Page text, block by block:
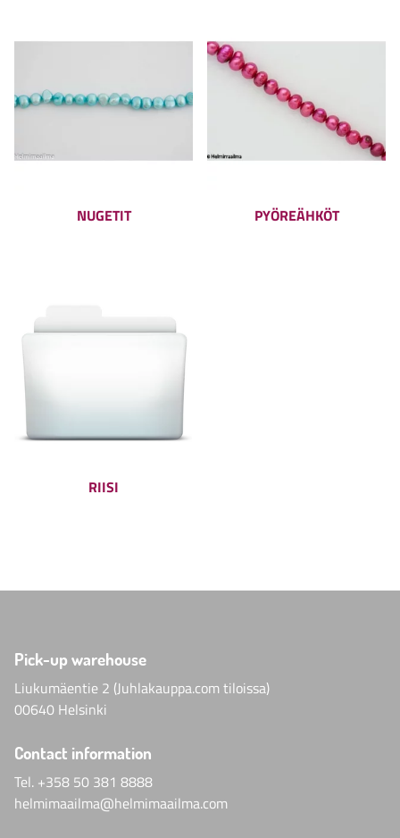
NUGETIT PYÖREÄHKÖT
RIISI
Pick-up warehouse
Liukumäentie 2 (Juhlakauppa.com tiloissa)
00640 Helsinki
Contact information
Tel. +358 50 381 8888
helmimaailma@helmimaailma.com